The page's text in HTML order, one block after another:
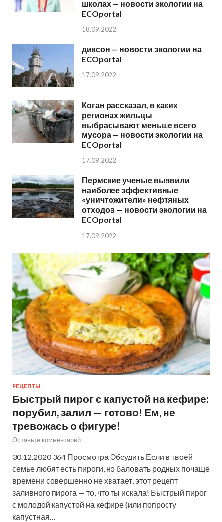
школах — новости экологии на
ECOportal
18.09.2022
диксон — новости экологии на
ECOportal
17.09.2022
Коган рассказал, в каких
регионах жильцы
выбрасывают меньше всего
мусора — новости экологии на
ECOportal
17.09.2022
Пермские ученые выявили
наиболее эффективные
«уничтожители» нефтяных
отходов — новости экологии на
ECOportal
17.09.2022
РЕЦЕПТЫ
Быстрый пирог с капустой на кефире:
порубил, залил — готово! Ем, не
тревожась о фигуре!
Оставьте комментарий
30.12.2020 364 Просмотра Обсудить Если в твоей
семье любят есть пироги, но баловать родных почаще
времени совершенно не хватает, этот рецепт
заливного пирога — то, что ты искала! Быстрый пирог
с молодой капустой на кефире (или попросту
капустная…